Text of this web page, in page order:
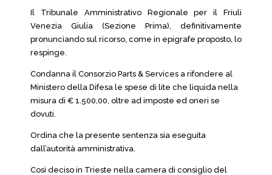
Il Tribunale Amministrativo Regionale per il Friuli
Venezia Giulia (Sezione Prima), definitivamente
pronunciando sul ricorso, come in epigrafe proposto, lo
respinge.
Condanna il Consorzio Parts & Services a rifondere al
Ministero della Difesa le spese di lite che liquida nella
misura di € 1.500,00, oltre ad imposte ed oneri se
dovuti.
Ordina che la presente sentenza sia eseguita
dall’autorità amministrativa.
Così deciso in Trieste nella camera di consiglio del